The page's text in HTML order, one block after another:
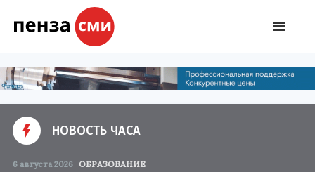
НОВОСТЬ ЧАСА
6 августа 2026 ОБРАЗОВАНИЕ